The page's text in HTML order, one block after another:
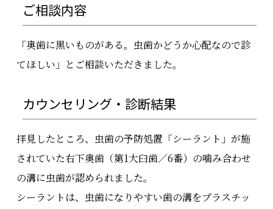
ご相談内容
「奥歯に黒いものがある。虫歯かどうか心配なので診
てほしい」とご相談いただきました。
カウンセリング・診断結果
拝見したところ、虫歯の予防処置「シーラント」が施
されていた右下奥歯（第1大臼歯／6番）の噛み合わせ
の溝に虫歯が認められました。
シーラントは、虫歯になりやすい歯の溝をプラスチッ